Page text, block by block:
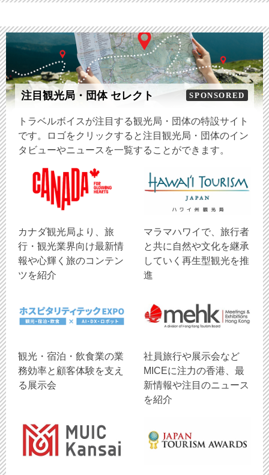
注目観光局・団体 セレクト SPONSORED
トラベルボイスが注目する観光局・団体の特設サイト
です。ロゴをクリックすると注目観光局・団体のイン
タビューやニュースを一覧することができます。
​カナダ観光局より、旅
行・観光業界向け最新情
報や心輝く旅のコンテン
ツを紹介
マラマハワイで、旅行者
と共に自然や文化を継承
していく再生型観光を推
進
観光・宿泊・飲食業の業
務効率と顧客体験を支え
る展示会
社員旅行や展示会など
MICEに注力の香港、最
新情報や注目のニュース
を紹介